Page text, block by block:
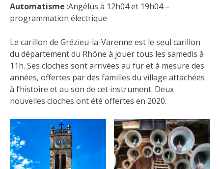
Automatisme :Angélus à 12h04 et 19h04 –
programmation électrique
Le carillon de Grézieu-la-Varenne est le seul carillon
du département du Rhône à jouer tous les samedis à
11h. Ses cloches sont arrivées au fur et à mesure des
années, offertes par des familles du village attachées
à l’histoire et au son de cet instrument. Deux
nouvelles cloches ont été offertes en 2020.